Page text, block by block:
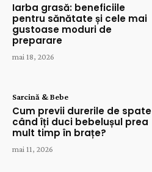
Iarba grasă: beneficiile
pentru sănătate și cele mai
gustoase moduri de
preparare
mai 18, 2026
Sarcină & Bebe
Cum previi durerile de spate
când îți duci bebelușul prea
mult timp în brațe?
mai 11, 2026